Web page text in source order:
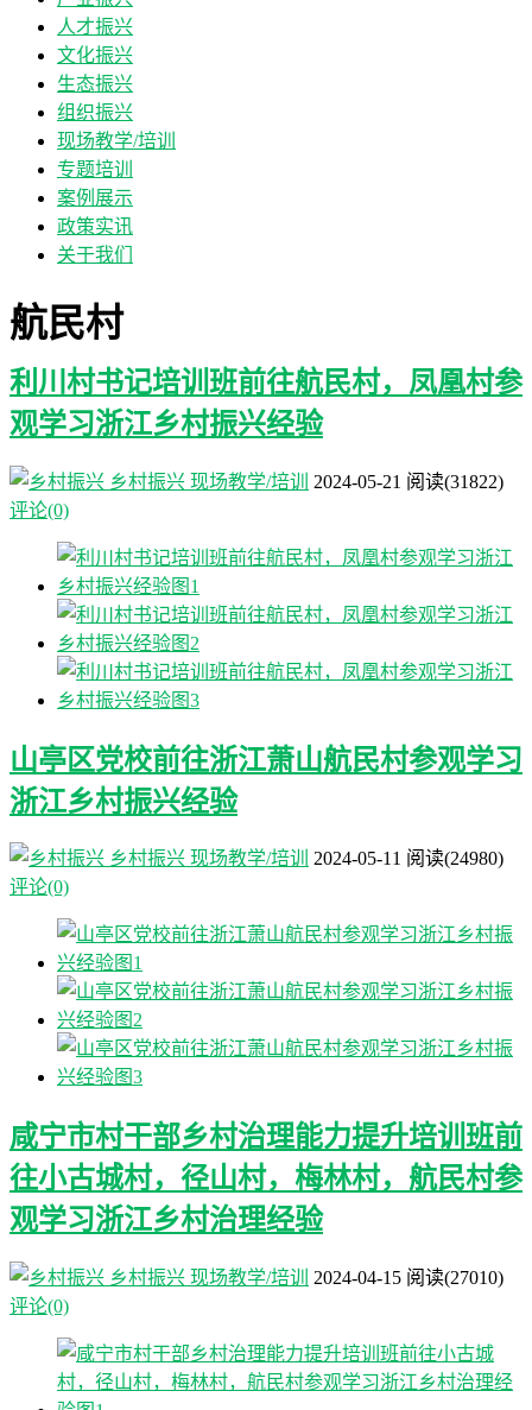
人才振兴
文化振兴
生态振兴
组织振兴
现场教学/培训
专题培训
案例展示
政策实讯
关于我们
航民村
利川村书记培训班前往航民村，凤凰村参
观学习浙江乡村振兴经验
乡村振兴 现场教学/培训 2024-05-21 阅读(31822)
评论(0)
山亭区党校前往浙江萧山航民村参观学习
浙江乡村振兴经验
乡村振兴 现场教学/培训 2024-05-11 阅读(24980)
评论(0)
咸宁市村干部乡村治理能力提升培训班前
往小古城村，径山村，梅林村，航民村参
观学习浙江乡村治理经验
乡村振兴 现场教学/培训 2024-04-15 阅读(27010)
评论(0)